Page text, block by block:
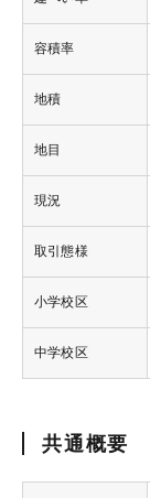
容積率
地積
地目
現況
取引態様
小学校区
中学校区
共通概要